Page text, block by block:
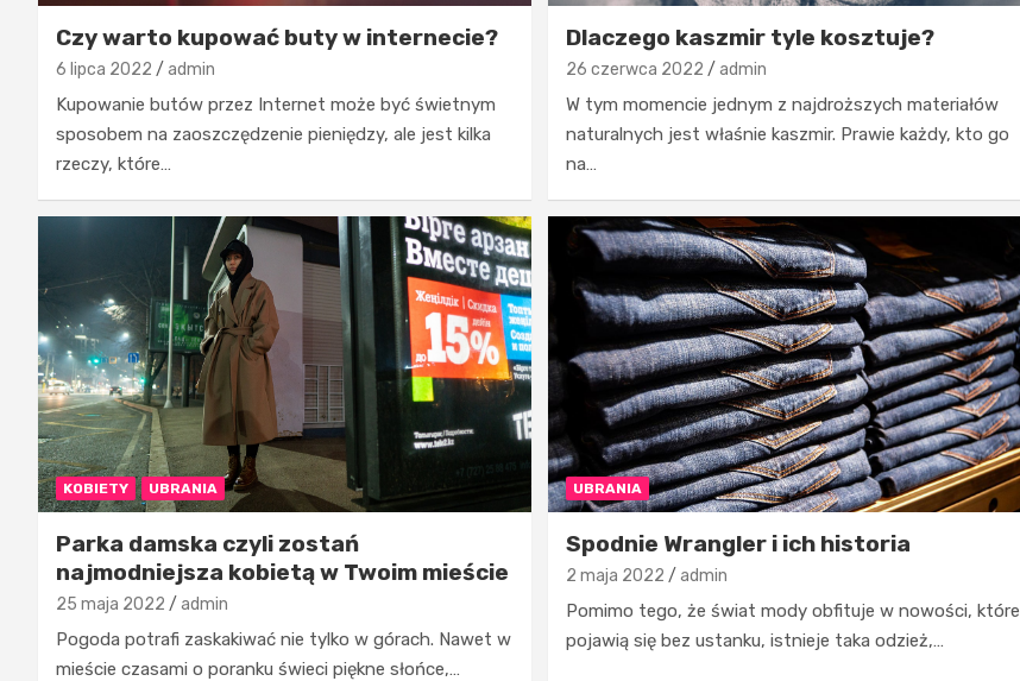
Czy warto kupować buty w internecie?
6 lipca 2022 admin
Kupowanie butów przez Internet może być świetnym
sposobem na zaoszczędzenie pieniędzy, ale jest kilka
rzeczy, które…
Dlaczego kaszmir tyle kosztuje?
26 czerwca 2022 admin
W tym momencie jednym z najdroższych materiałów
naturalnych jest właśnie kaszmir. Prawie każdy, kto go
na…
KOBIETY UBRANIA
Parka damska czyli zostań
najmodniejsza kobietą w Twoim mieście
25 maja 2022 admin
Pogoda potrafi zaskakiwać nie tylko w górach. Nawet w
mieście czasami o poranku świeci piękne słońce,…
UBRANIA
Spodnie Wrangler i ich historia
2 maja 2022 admin
Pomimo tego, że świat mody obfituje w nowości, które
pojawią się bez ustanku, istnieje taka odzież,…